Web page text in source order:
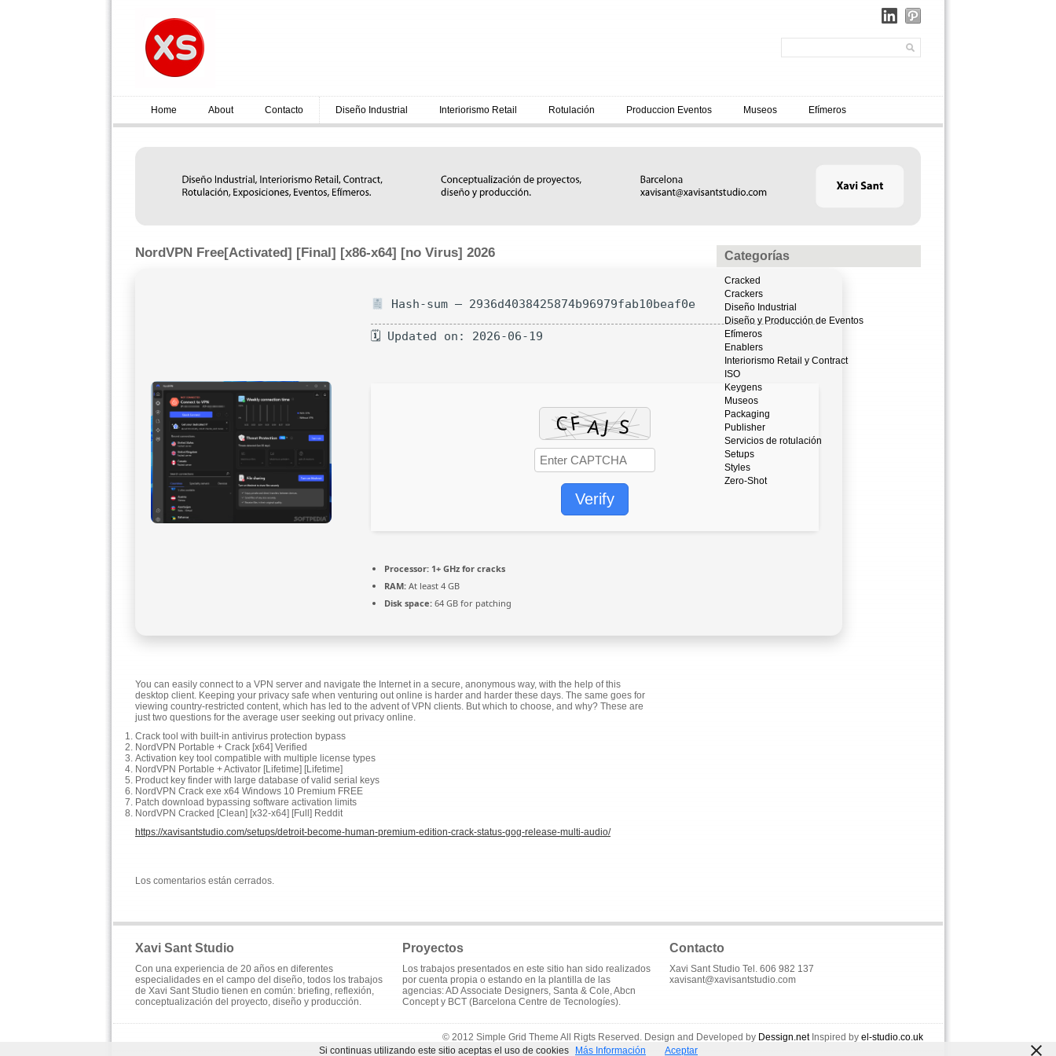
Home About Contacto Diseño Industrial Interiorismo Retail Rotulación Produccion Eventos Museos Efímeros
NordVPN Free[Activated] [Final] [x86-x64] [no Virus] 2026
Hash-sum — 2936d4038425874b96979fab10beaf0e
🗓 Updated on: 2026-06-19
Verify
Processor: 1+ GHz for cracks
RAM: At least 4 GB
Disk space: 64 GB for patching
You can easily connect to a VPN server and navigate the Internet in a secure, anonymous way, with the help of this
desktop client. Keeping your privacy safe when venturing out online is harder and harder these days. The same goes for
viewing country-restricted content, which has led to the advent of VPN clients. But which to choose, and why? These are
just two questions for the average user seeking out privacy online.
Crack tool with built-in antivirus protection bypass
NordVPN Portable + Crack [x64] Verified
Activation key tool compatible with multiple license types
NordVPN Portable + Activator [Lifetime] [Lifetime]
Product key finder with large database of valid serial keys
NordVPN Crack exe x64 Windows 10 Premium FREE
Patch download bypassing software activation limits
NordVPN Cracked [Clean] [x32-x64] [Full] Reddit
https://xavisantstudio.com/setups/detroit-become-human-premium-edition-crack-status-gog-release-multi-audio/
Los comentarios están cerrados.
Categorías
Cracked
Crackers
Diseño Industrial
Diseño y Producción de Eventos
Efímeros
Enablers
Interiorismo Retail y Contract
ISO
Keygens
Museos
Packaging
Publisher
Servicios de rotulación
Setups
Styles
Zero-Shot
Xavi Sant Studio
Con una experiencia de 20 años en diferentes
especialidades en el campo del diseño, todos los trabajos
de Xavi Sant Studio tienen en común: briefing, reflexión,
conceptualización del proyecto, diseño y producción.
Proyectos
Los trabajos presentados en este sitio han sido realizados
por cuenta propia o estando en la plantilla de las
agencias: AD Associate Designers, Santa & Cole, Abcn
Concept y BCT (Barcelona Centre de Tecnologíes).
Contacto
Xavi Sant Studio Tel. 606 982 137
xavisant@xavisantstudio.com
© 2012 Simple Grid Theme All Rigts Reserved. Design and Developed by Dessign.netInspired by el-studio.co.uk
Si continuas utilizando este sitio aceptas el uso de cookies
Más Información Aceptar